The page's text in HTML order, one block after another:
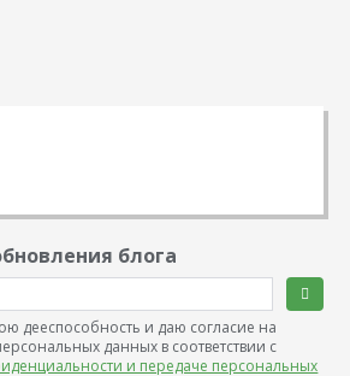
советуют чередовать…
блога
дееспособность и даю согласие на
данных в соответствии с
и передаче персональных